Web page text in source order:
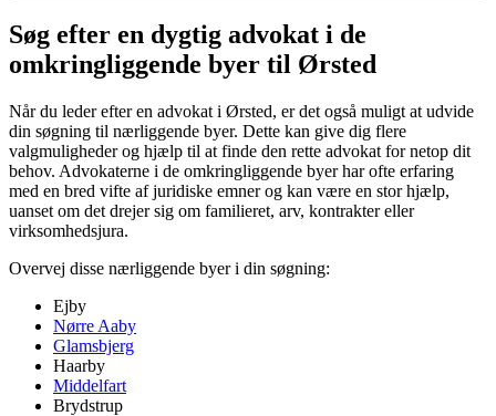
Søg efter en dygtig advokat i de
omkringliggende byer til Ørsted
Når du leder efter en advokat i Ørsted, er det også muligt at udvide
din søgning til nærliggende byer. Dette kan give dig flere
valgmuligheder og hjælp til at finde den rette advokat for netop dit
behov. Advokaterne i de omkringliggende byer har ofte erfaring
med en bred vifte af juridiske emner og kan være en stor hjælp,
uanset om det drejer sig om familieret, arv, kontrakter eller
virksomhedsjura.
Overvej disse nærliggende byer i din søgning:
Ejby
Nørre Aaby
Glamsbjerg
Haarby
Middelfart
Brydstrup